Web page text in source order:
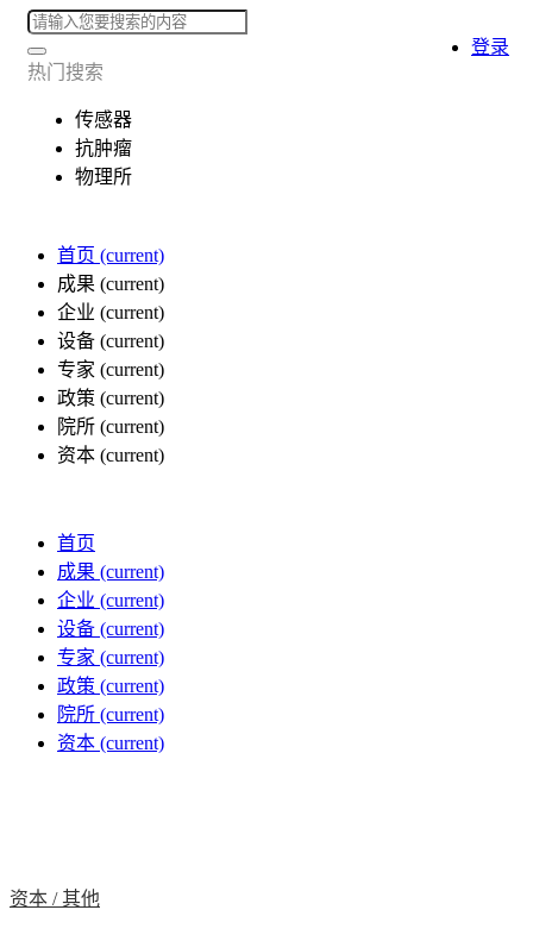
热门搜索
传感器
抗肿瘤
物理所
首页 (current)
成果 (current)
企业 (current)
设备 (current)
专家 (current)
政策 (current)
院所 (current)
资本 (current)
登录
首页
成果 (current)
企业 (current)
设备 (current)
专家 (current)
政策 (current)
院所 (current)
资本 (current)
资本 /其他